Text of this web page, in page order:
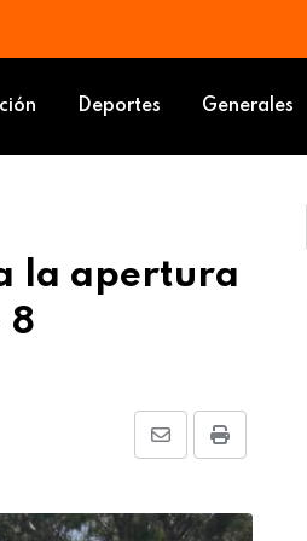
Deportes Generales
la apertura
8
Print
Share
Email